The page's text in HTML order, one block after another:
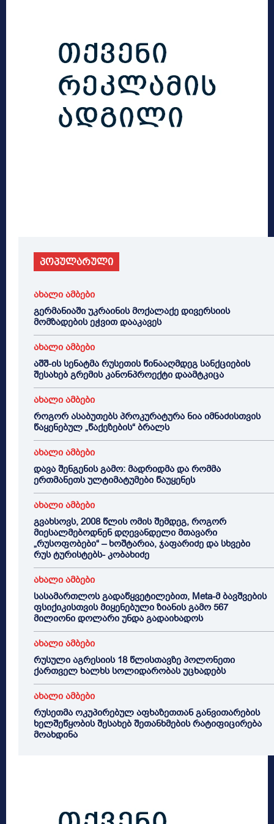
პოპულარული
ახალი ამბები
გერმანიაში უკრაინის მოქალაქე დივერსიის
მომზადების ეჭვით დააკავეს
ახალი ამბები
აშშ-ის სენატმა რუსეთის წინააღმდეგ სანქციების
შესახებ გრემის კანონპროექტი დაამტკიცა
ახალი ამბები
როგორ ასაბუთებს პროკურატურა ნია იმნაძისთვის
წაყენებულ „წაქეზების“ ბრალს
ახალი ამბები
დავა შენგენის გამო: მადრიდმა და რომმა
ერთმანეთს ულტიმატუმები წაუყენეს
ახალი ამბები
გვახსოვს, 2008 წლის ომის შემდეგ, როგორ
მიესალმებოდნენ დღევანდელი მთავარი
„რუსოფობები“ – ხოშტარია, ჯაფარიძე და სხვები
რუს ტურისტებს- კობახიძე
ახალი ამბები
სასამართლოს გადაწყვეტილებით, Meta-მ ბავშვების
ფსიქიკისთვის მიყენებული ზიანის გამო 567
მილიონი დოლარი უნდა გადაიხადოს
ახალი ამბები
რუსული აგრესიის 18 წლისთავზე პოლონეთი
ქართველ ხალხს სოლიდარობას უცხადებს
ახალი ამბები
რუსეთმა ოკუპირებულ აფხაზეთთან განვითარების
ხელშეწყობის შესახებ შეთანხმების რატიფიცირება
მოახდინა